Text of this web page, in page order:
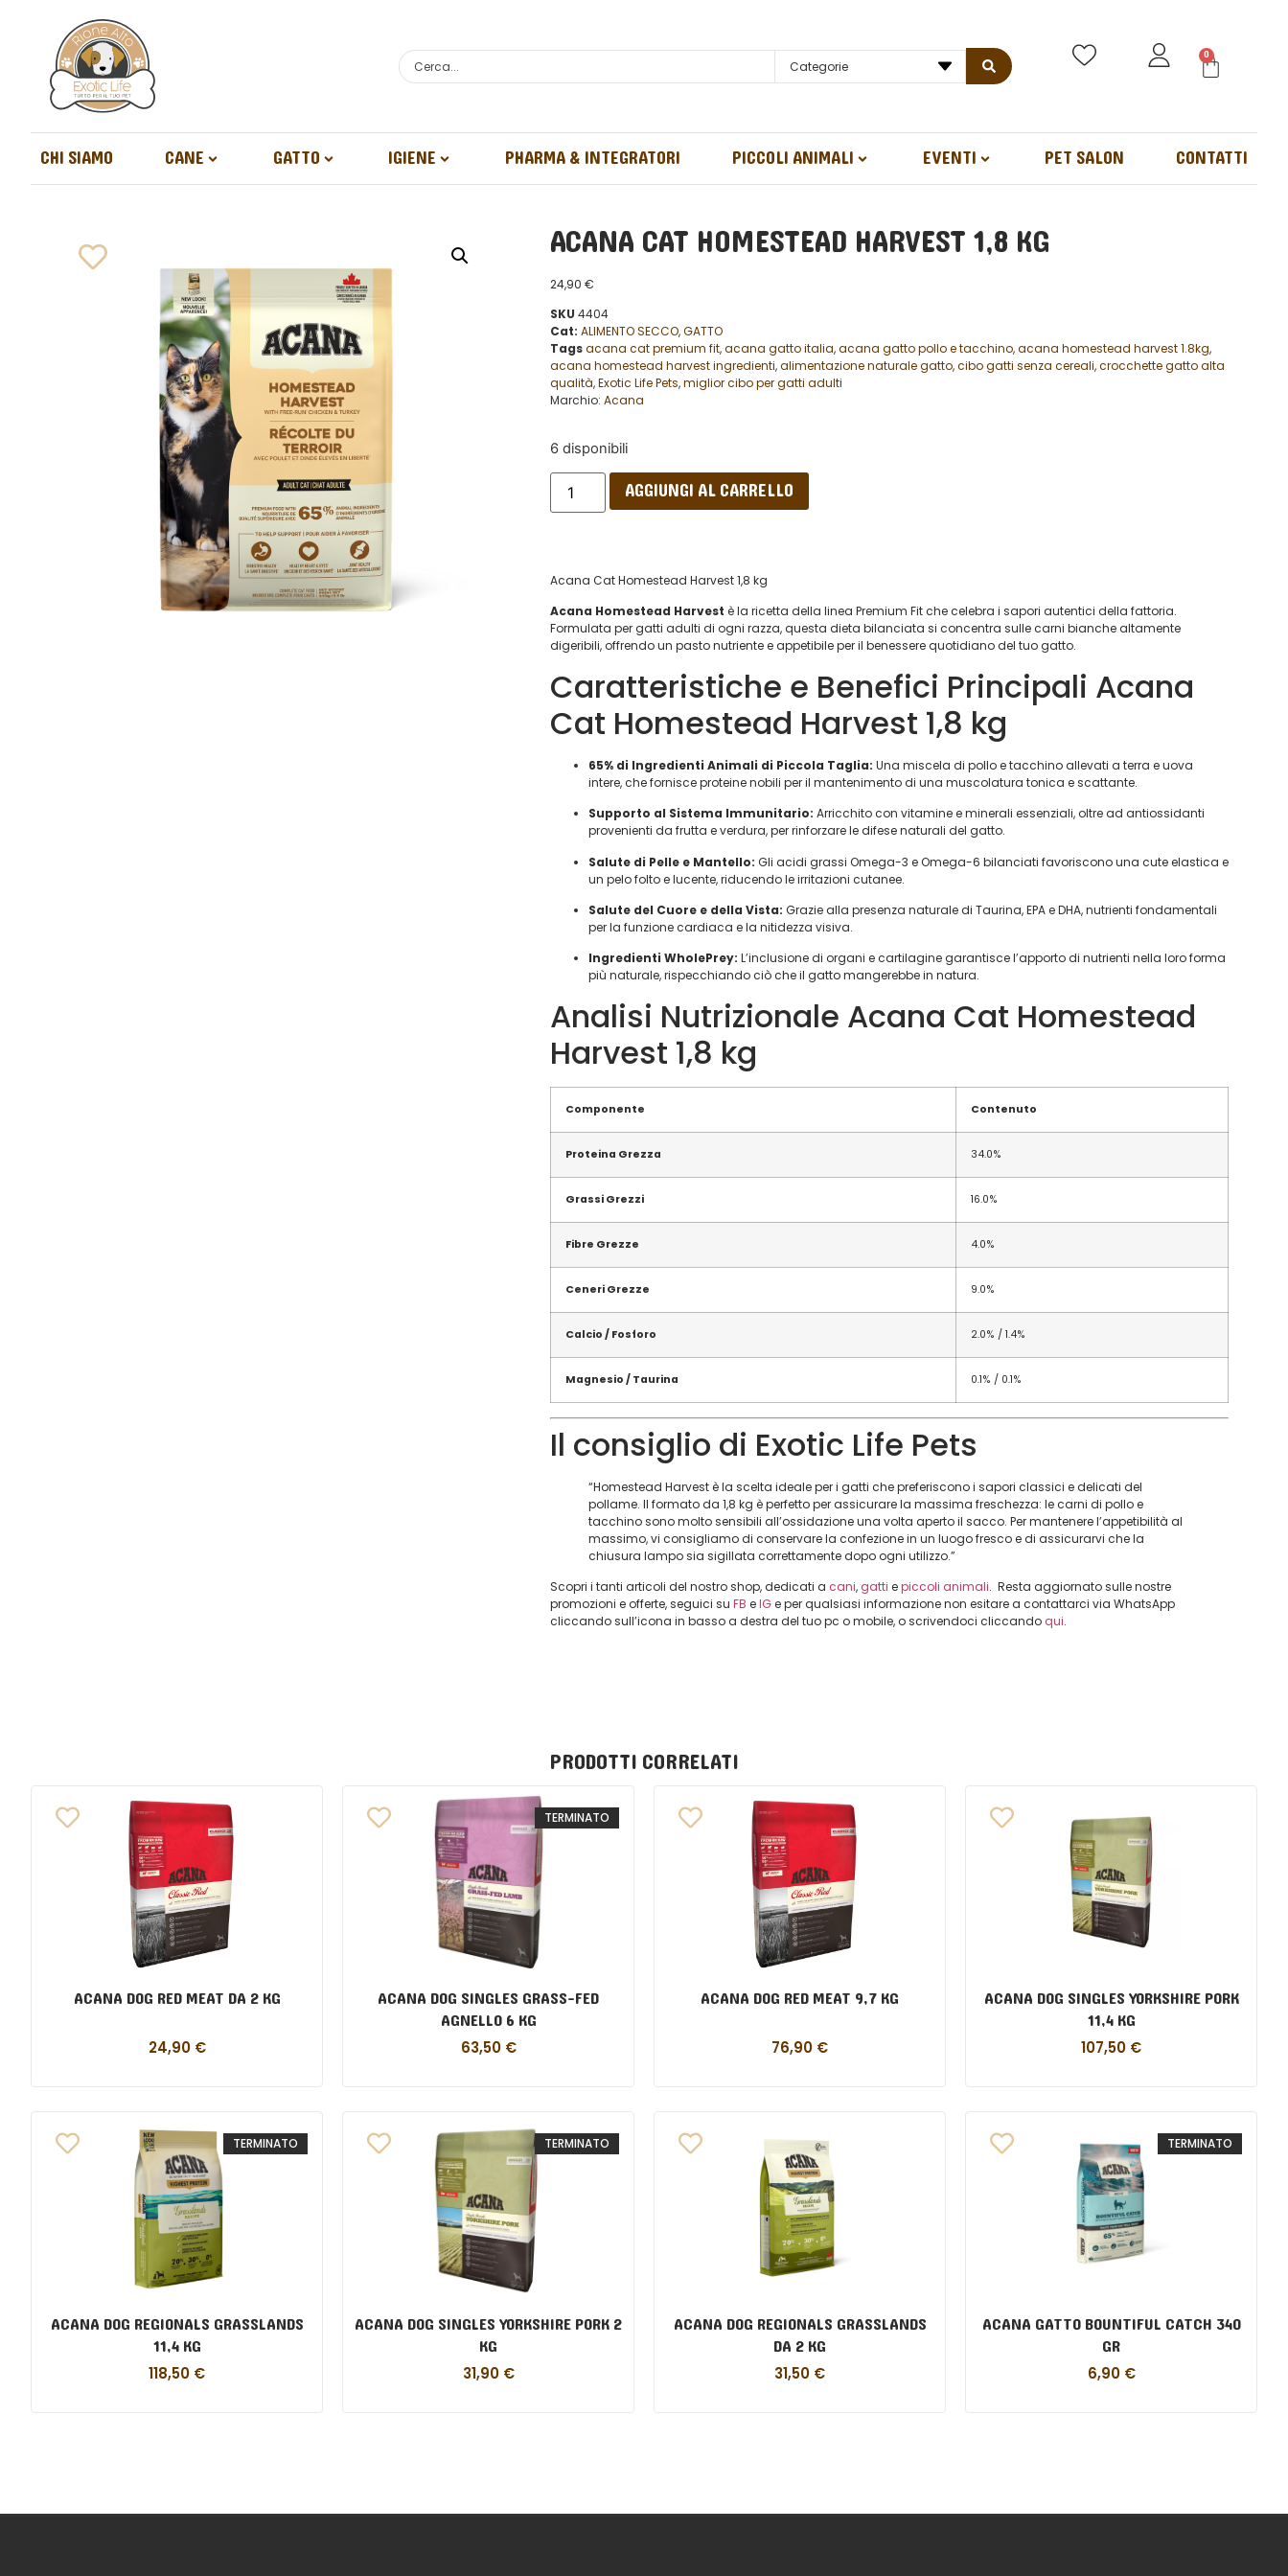
Categorie
0
CHI SIAMO CANE GATTO IGIENE PHARMA & INTEGRATORI PICCOLI ANIMALI EVENTI PET SALON CONTATTI
ACANA CAT HOMESTEAD HARVEST 1,8 KG
24,90 €
SKU 4404
Cat: ALIMENTO SECCO,GATTO
Tagsacana cat premium fit,acana gatto italia,acana gatto pollo e tacchino,acana homestead harvest 1.8kg,
acana homestead harvest ingredienti,alimentazione naturale gatto,cibo gatti senza cereali,crocchette gatto alta
qualità,Exotic Life Pets,miglior cibo per gatti adulti
Marchio: Acana
6 disponibili
AGGIUNGI AL CARRELLO
Acana Cat Homestead Harvest 1,8 kg
Acana Homestead Harvest è la ricetta della linea Premium Fit che celebra i sapori autentici della fattoria.
Formulata per gatti adulti di ogni razza, questa dieta bilanciata si concentra sulle carni bianche altamente
digeribili, offrendo un pasto nutriente e appetibile per il benessere quotidiano del tuo gatto.
Caratteristiche e Benefici Principali Acana
Cat Homestead Harvest 1,8 kg
65% di Ingredienti Animali di Piccola Taglia: Una miscela di pollo e tacchino allevati a terra e uova
intere, che fornisce proteine nobili per il mantenimento di una muscolatura tonica e scattante.
Supporto al Sistema Immunitario: Arricchito con vitamine e minerali essenziali, oltre ad antiossidanti
provenienti da frutta e verdura, per rinforzare le difese naturali del gatto.
Salute di Pelle e Mantello: Gli acidi grassi Omega-3 e Omega-6 bilanciati favoriscono una cute elastica e
un pelo folto e lucente, riducendo le irritazioni cutanee.
Salute del Cuore e della Vista: Grazie alla presenza naturale di Taurina, EPA e DHA, nutrienti fondamentali
per la funzione cardiaca e la nitidezza visiva.
Ingredienti WholePrey: L’inclusione di organi e cartilagine garantisce l’apporto di nutrienti nella loro forma
più naturale, rispecchiando ciò che il gatto mangerebbe in natura.
Analisi Nutrizionale Acana Cat Homestead
Harvest 1,8 kg
Componente Contenuto
Proteina Grezza 34.0%
Grassi Grezzi 16.0%
Fibre Grezze 4.0%
Ceneri Grezze 9.0%
Calcio / Fosforo 2.0% / 1.4%
Magnesio / Taurina 0.1% / 0.1%
Il consiglio di Exotic Life Pets
“Homestead Harvest è la scelta ideale per i gatti che preferiscono i sapori classici e delicati del
pollame. Il formato da 1,8 kg è perfetto per assicurare la massima freschezza: le carni di pollo e
tacchino sono molto sensibili all’ossidazione una volta aperto il sacco. Per mantenere l’appetibilità al
massimo, vi consigliamo di conservare la confezione in un luogo fresco e di assicurarvi che la
chiusura lampo sia sigillata correttamente dopo ogni utilizzo.”
Scopri i tanti articoli del nostro shop, dedicati a cani,gatti epiccoli animali. Resta aggiornato sulle nostre
promozioni e offerte, seguici su FB eIGe per qualsiasi informazione non esitare a contattarci via WhatsApp
cliccando sull’icona in basso a destra del tuo pc o mobile, o scrivendoci cliccandoqui.
PRODOTTI CORRELATI
ACANA DOG RED MEAT DA 2 KG
24,90 €
TERMINATO
ACANA DOG SINGLES GRASS-FED
AGNELLO 6 KG
63,50 €
ACANA DOG RED MEAT 9,7 KG
76,90 €
ACANA DOG SINGLES YORKSHIRE PORK
11,4 KG
107,50 €
TERMINATO
ACANA DOG REGIONALS GRASSLANDS
11,4 KG
118,50 €
TERMINATO
ACANA DOG SINGLES YORKSHIRE PORK 2
KG
31,90 €
ACANA DOG REGIONALS GRASSLANDS
DA 2 KG
31,50 €
TERMINATO
ACANA GATTO BOUNTIFUL CATCH 340
GR
6,90 €